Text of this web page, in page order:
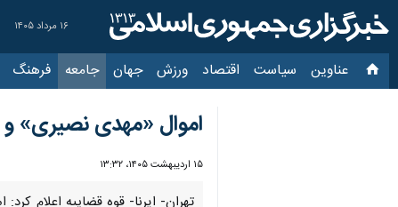
۱۶ مرداد ۱۴۰۵
عناوین‌ سیاست اقتصاد ورزش جهان جامعه فرهنگ
اموال «مهدی نصیری» و ۲۱ عنصر وابسته به دشمن توقیف شد
۱۵ اردیبهشت ۱۴۰۵، ۱۳:۳۲